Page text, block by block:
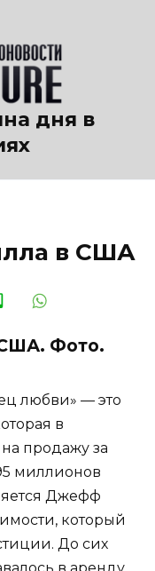
дня в
в США
США. Фото.
любви» — это
в
продажу за
миллионов
Джефф
который
До сих